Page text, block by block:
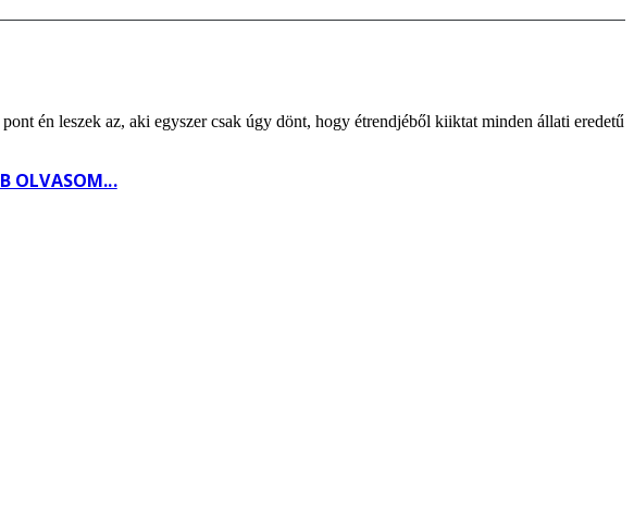
én leszek az, aki egyszer csak úgy dönt, hogy étrendjéből kiiktat minden állati eredetű
OLVASOM...